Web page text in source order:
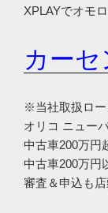
XPLAYでオモ
カーセ
※当社取扱ロ
オリコ ニュー
中古車200万円
中古車200万円
審査＆申込も